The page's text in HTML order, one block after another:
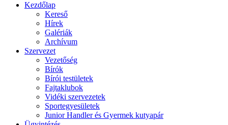
Kezdőlap
Kereső
Hírek
Galériák
Archívum
Szervezet
Vezetőség
Bírók
Bírói testületek
Fajtaklubok
Vidéki szervezetek
Sportegyesületek
Junior Handler és Gyermek kutyapár